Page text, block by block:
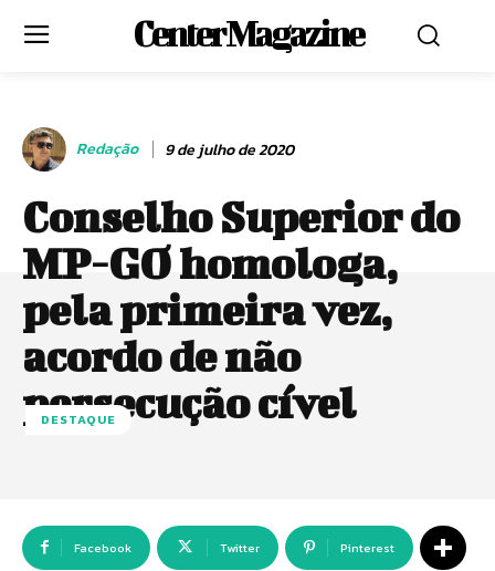
Center Magazine
Redação 9 de julho de 2020
Conselho Superior do
MP-GO homologa,
pela primeira vez,
acordo de não
persecução cível
DESTAQUE
Facebook Twitter Pinterest